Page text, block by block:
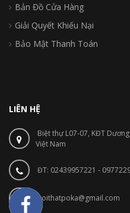
Bản Đồ Cửa Hàng
Giải Quyết Khiếu Nại
Bảo Mật Thanh Toán
LIÊN HỆ
Biệt thự L07-07, KĐT
Việt Nam
ĐT: 02439957221 -
noithatpoka@gmail.com